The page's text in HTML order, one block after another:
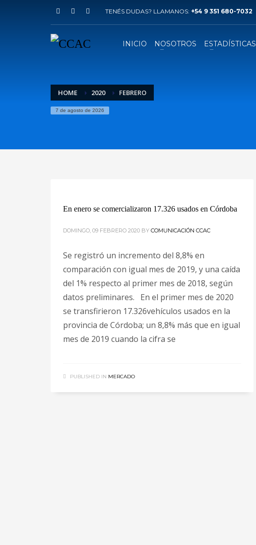
TENÉS DUDAS? LLAMANOS: +54 9 351 680-7032
INICIO NOSOTROS ESTADÍSTICAS
HOME 2020 FEBRERO
7 de agosto de 2026
En enero se comercializaron 17.326 usados en Córdoba
DOMINGO, 09 FEBRERO 2020 BY COMUNICACIÓN CCAC
Se registró un incremento del 8,8% en
comparación con igual mes de 2019, y una caída
del 1% respecto al primer mes de 2018, según
datos preliminares. En el primer mes de 2020
se transfirieron 17.326vehículos usados en la
provincia de Córdoba; un 8,8% más que en igual
mes de 2019 cuando la cifra se
PUBLISHED IN MERCADO